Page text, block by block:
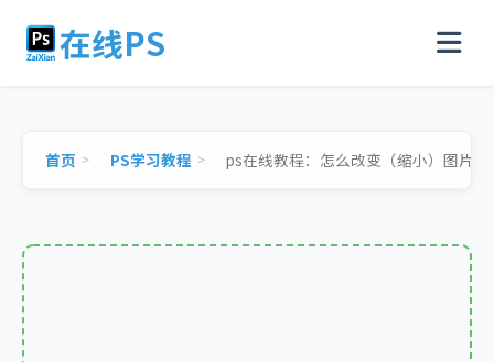
在线PS
首页 PS学习教程 ps在线教程：怎么改变（缩小）图片